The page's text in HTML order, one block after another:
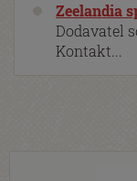
Zeelandia
Dodavatel
Kontakt...